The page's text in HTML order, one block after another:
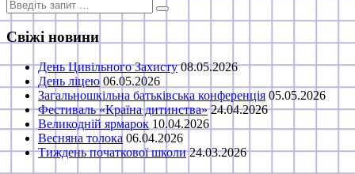
Пошук
для:
Свіжі новини
День Цивільного Захисту 08.05.2026
День ліцею 06.05.2026
Загальношкільна батьківська конференція 05.05.2026
Фестиваль «Країна дитинства» 24.04.2026
Великодній ярмарок 10.04.2026
Весняна толока 06.04.2026
Тиждень початкової школи 24.03.2026